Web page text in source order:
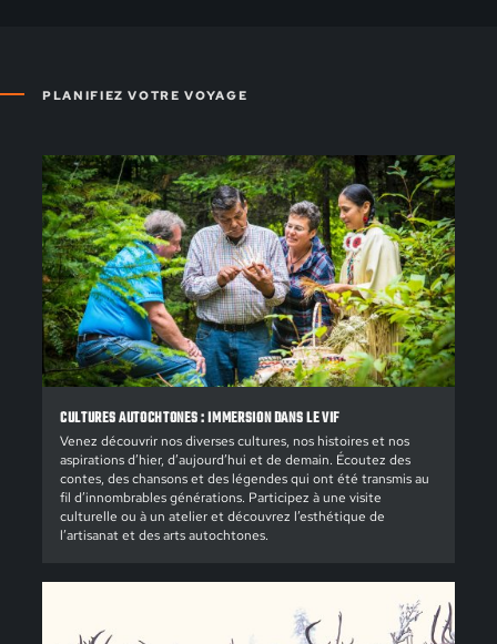
PLANIFIEZ VOTRE VOYAGE
CULTURES AUTOCHTONES : IMMERSION DANS LE VIF
Venez découvrir nos diverses cultures, nos histoires et nos
aspirations d’hier, d’aujourd’hui et de demain. Écoutez des
contes, des chansons et des légendes qui ont été transmis au
fil d’innombrables générations. Participez à une visite
culturelle ou à un atelier et découvrez l’esthétique de
l’artisanat et des arts autochtones.